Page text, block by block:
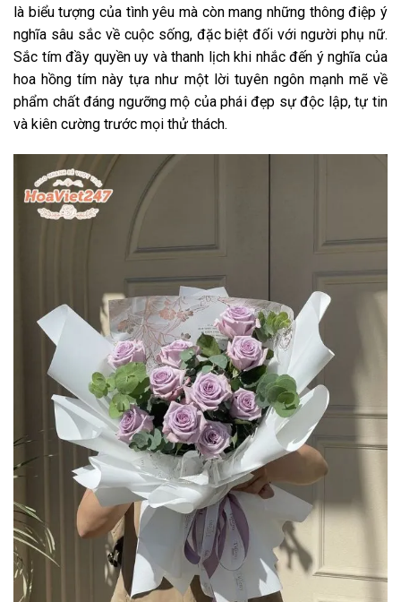
là biểu tượng của tình yêu mà còn mang những thông điệp ý
nghĩa sâu sắc về cuộc sống, đặc biệt đối với người phụ nữ.
Sắc tím đầy quyền uy và thanh lịch khi nhắc đến ý nghĩa của
hoa hồng tím này tựa như một lời tuyên ngôn mạnh mẽ về
phẩm chất đáng ngưỡng mộ của phái đẹp sự độc lập, tự tin
và kiên cường trước mọi thử thách.